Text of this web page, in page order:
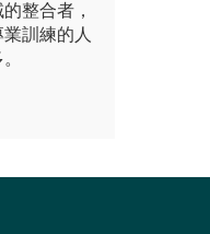
整合者，
訓練的人